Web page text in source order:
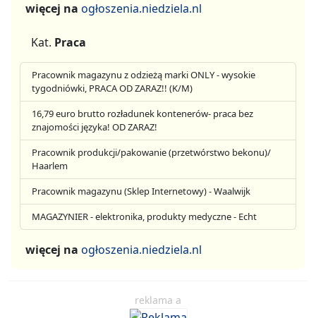
więcej na ogłoszenia.niedziela.nl
Kat. Praca
Pracownik magazynu z odzieżą marki ONLY - wysokie
tygodniówki, PRACA OD ZARAZ!! (K/M)
16,79 euro brutto rozładunek kontenerów- praca bez
znajomości języka! OD ZARAZ!
Pracownik produkcji/pakowanie (przetwórstwo bekonu)/
Haarlem
Pracownik magazynu (Sklep Internetowy) - Waalwijk
MAGAZYNIER - elektronika, produkty medyczne - Echt
więcej na ogłoszenia.niedziela.nl
reklama a